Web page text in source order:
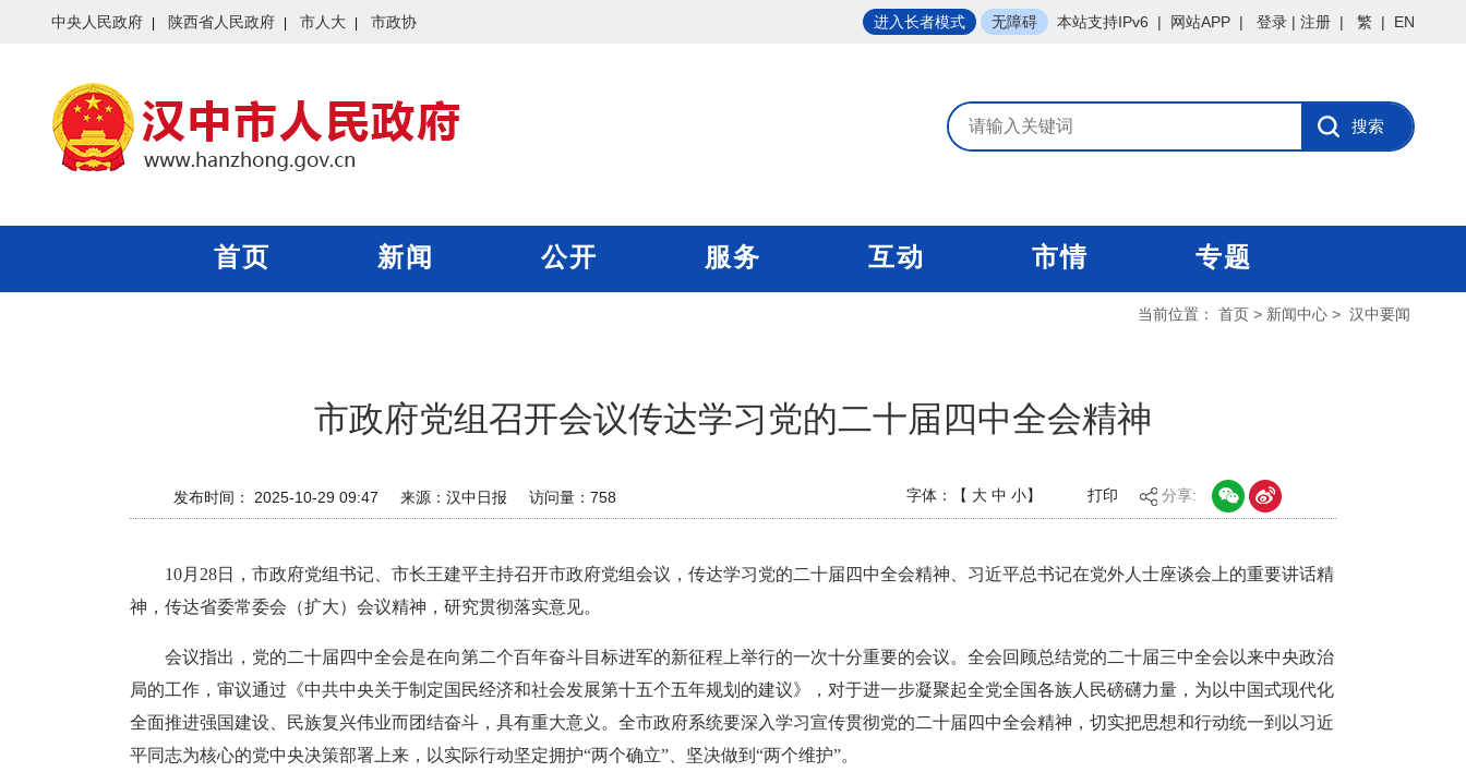
中央人民政府 陕西省人民政府 市人大 市政协 进入长者模式 无障碍 本站支持IPv6 | 网站APP | 登录 | 注册 | 繁 | EN
首页 新闻 公开 服务 互动 市情 专题
当前位置： 首页 > 新闻中心 > 汉中要闻
市政府党组召开会议传达学习党的二十届四中全会精神
发布时间： 2025-10-29 09:47 来源： 汉中日报 访问量： 758 字体：【 大 中 小】 打印 分享:
10月28日，市政府党组书记、市长王建平主持召开市政府党组会议，传达学习党的二十届四中全会精神、习近平总书记在党外人士座谈会上的重要讲话精
神，传达省委常委会（扩大）会议精神，研究贯彻落实意见。
会议指出，党的二十届四中全会是在向第二个百年奋斗目标进军的新征程上举行的一次十分重要的会议。全会回顾总结党的二十届三中全会以来中央政治
局的工作，审议通过《中共中央关于制定国民经济和社会发展第十五个五年规划的建议》，对于进一步凝聚起全党全国各族人民磅礴力量，为以中国式现代化
全面推进强国建设、民族复兴伟业而团结奋斗，具有重大意义。全市政府系统要深入学习宣传贯彻党的二十届四中全会精神，切实把思想和行动统一到以习近
平同志为核心的党中央决策部署上来，以实际行动坚定拥护“两个确立”、坚决做到“两个维护”。